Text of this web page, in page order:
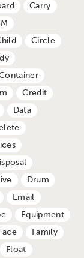
Carry
Circle
Credit
Data
Drum
Email
Equipment
Family
Float